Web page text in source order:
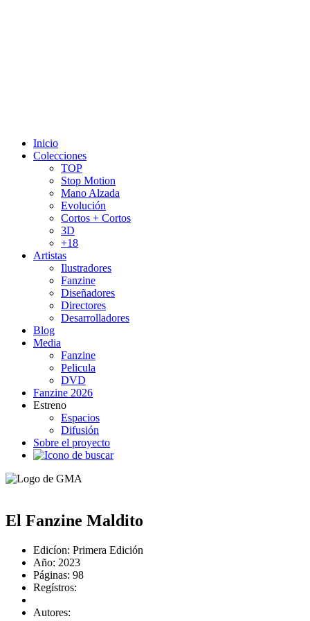
Inicio
Colecciones
TOP
Stop Motion
Mano Alzada
Evolución
Cortos + Cortos
3D
+18
Artistas
Ilustradores
Fanzine
Diseñadores
Directores
Desarrolladores
Blog
Media
Fanzine
Pelicula
DVD
Fanzine 2026
Estreno
Espacios
Difusión
Sobre el proyecto
El Fanzine Maldito
Edicíon: Primera Edición
Año: 2023
Páginas: 98
Regístros:
Autores: